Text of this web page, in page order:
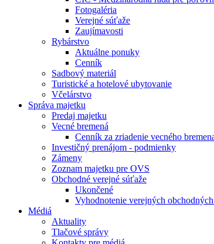
Fotogaléria
Verejné súťaže
Zaujímavosti
Rybárstvo
Aktuálne ponuky
Cenník
Sadbový materiál
Turistické a hotelové ubytovanie
Včelárstvo
Správa majetku
Predaj majetku
Vecné bremená
Cenník za zriadenie vecného
Investičný prenájom - podmienky
Zámeny
Zoznam majetku pre OVS
Obchodné verejné súťaže
Ukončené
Vyhodnotenie verejných
Médiá
Aktuality
Tlačové správy